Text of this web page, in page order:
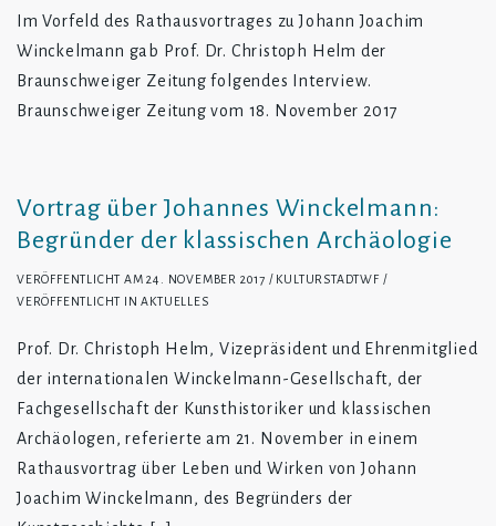
Im Vorfeld des Rathausvortrages zu Johann Joachim
Winckelmann gab Prof. Dr. Christoph Helm der
Braunschweiger Zeitung folgendes Interview.
Braunschweiger Zeitung vom 18. November 2017
Vortrag über Johannes Winckelmann:
Begründer der klassischen Archäologie
VERÖFFENTLICHT AM24. NOVEMBER 2017
KULTURSTADTWF
VERÖFFENTLICHT INAKTUELLES
Prof. Dr. Christoph Helm, Vizepräsident und Ehrenmitglied
der internationalen Winckelmann-Gesellschaft, der
Fachgesellschaft der Kunsthistoriker und klassischen
Archäologen, referierte am 21. November in einem
Rathausvortrag über Leben und Wirken von Johann
Joachim Winckelmann, des Begründers der